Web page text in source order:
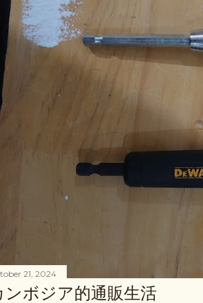
21, 2024
ンボジア的通販生活